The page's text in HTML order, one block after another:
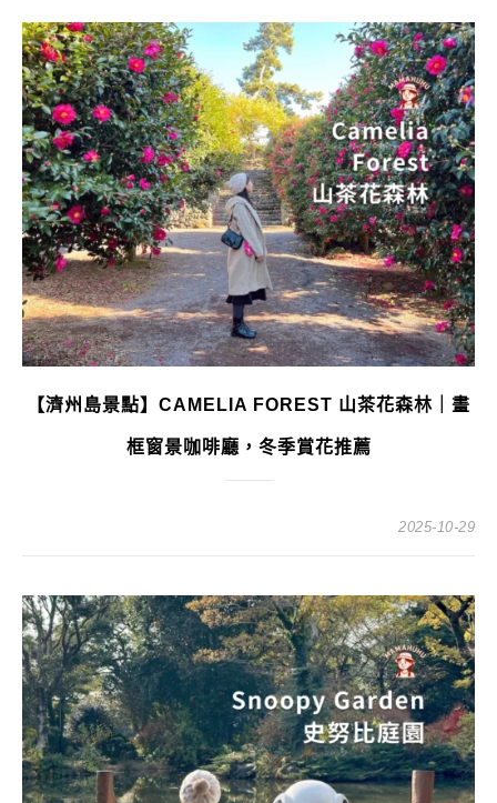
【濟州島景點】CAMELIA FOREST 山茶花森林｜畫
框窗景咖啡廳，冬季賞花推薦
2025-10-29